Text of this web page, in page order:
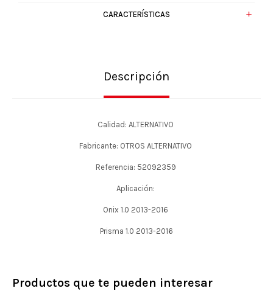
CARACTERÍSTICAS
Descripción
Calidad: ALTERNATIVO
Fabricante: OTROS ALTERNATIVO
Referencia: 52092359
Aplicación:
Onix 1.0 2013-2016
Prisma 1.0 2013-2016
Productos que te pueden interesar